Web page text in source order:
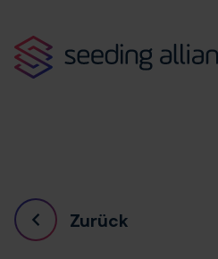
Zurück